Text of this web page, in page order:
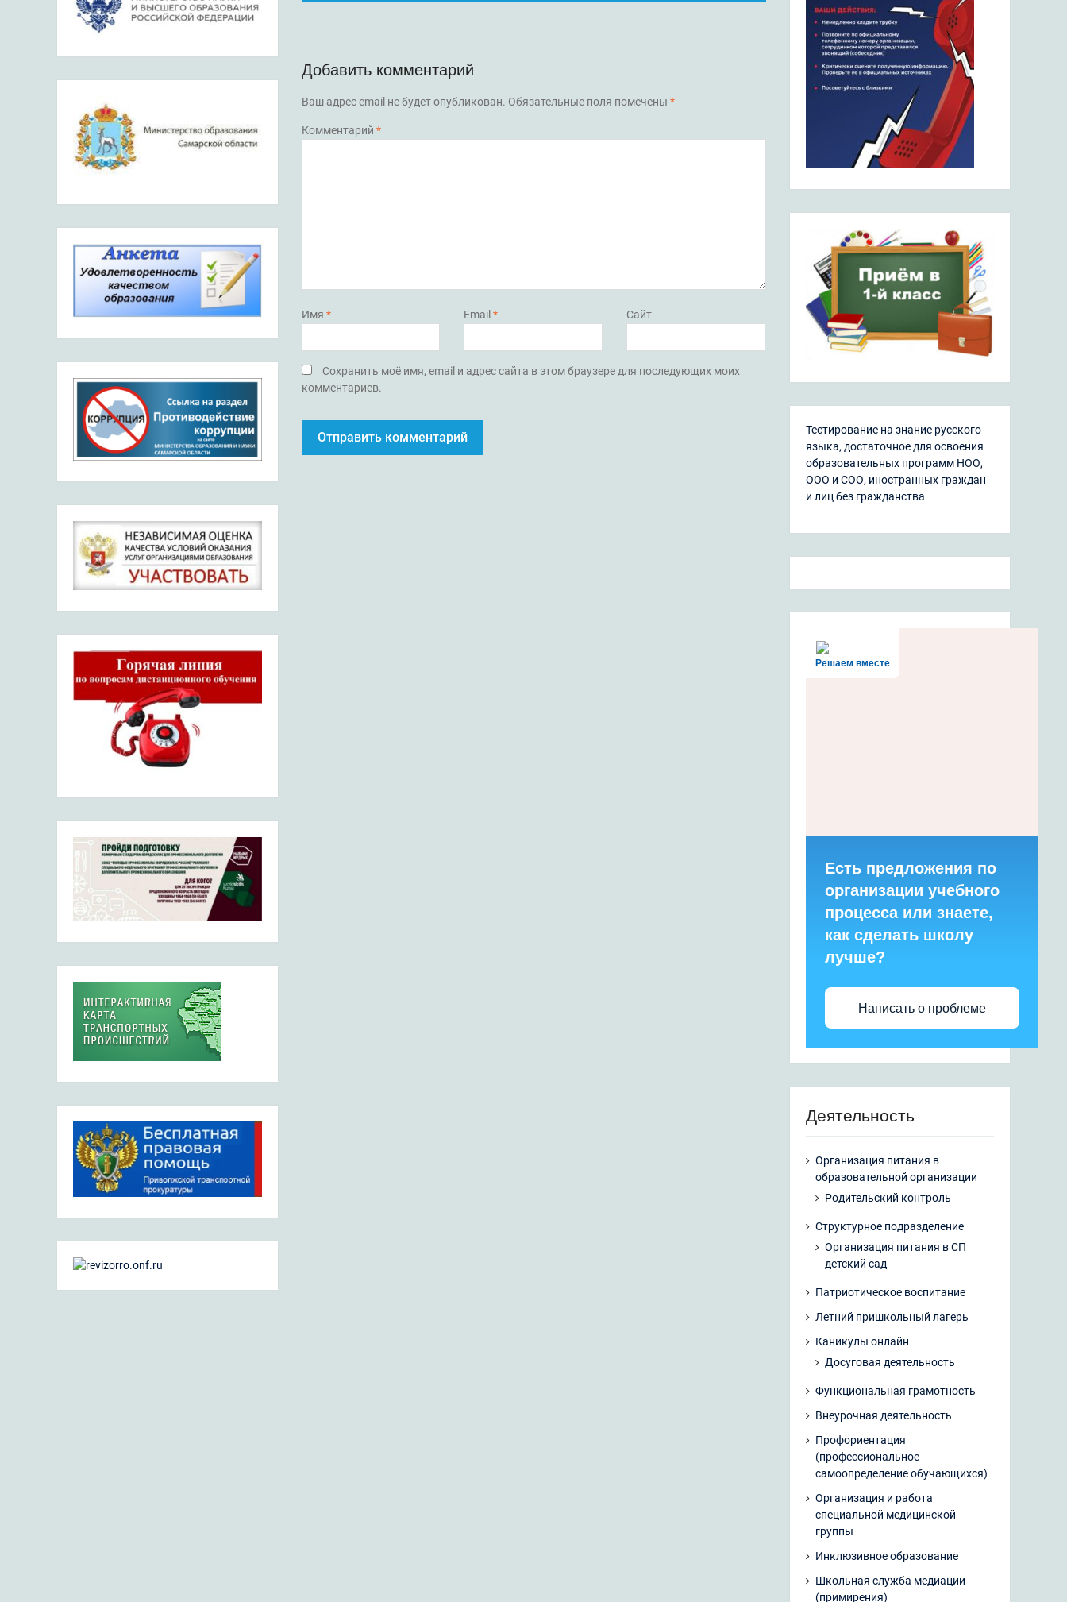
Добавить комментарий
Ваш адрес email не будет опубликован. Обязательные поля помечены *
Комментарий *
Имя * Email* Сайт
Сохранить моё имя, email и адрес сайта в этом браузере для последующих моих
комментариев.
Тестирование на знание русского
языка, достаточное для освоения
образовательных программ НОО,
ООО и СОО, иностранных граждан
и лиц без гражданства
Решаем вместе
Есть предложения по
организации учебного
процесса или знаете,
как сделать школу
лучше?
Написать о проблеме
Деятельность
Организация питания в
образовательной организации
Родительский контроль
Структурное подразделение
Организация питания в СП
детский сад
Патриотическое воспитание
Летний пришкольный лагерь
Каникулы онлайн
Досуговая деятельность
Функциональная грамотность
Внеурочная деятельность
Профориентация
(профессиональное
самоопределение обучающихся)
Организация и работа
специальной медицинской
группы
Инклюзивное образование
Школьная служба медиации
(примирения)